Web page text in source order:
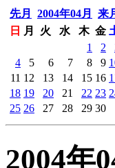
先月 2004年04月
来
日
月 火 水 木 金
1
2
4
5 6 7 8 9
11 12 13 14 15 16
18 19 20 21 22 23
25 26 27 28 29 30
2004年